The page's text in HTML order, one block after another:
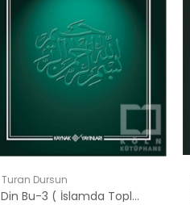
$5.00 - $10.00
$11.00 - $15.00
Turan Dursun
Din Bu-3 ( İslamda Toplum ve Laiklik)